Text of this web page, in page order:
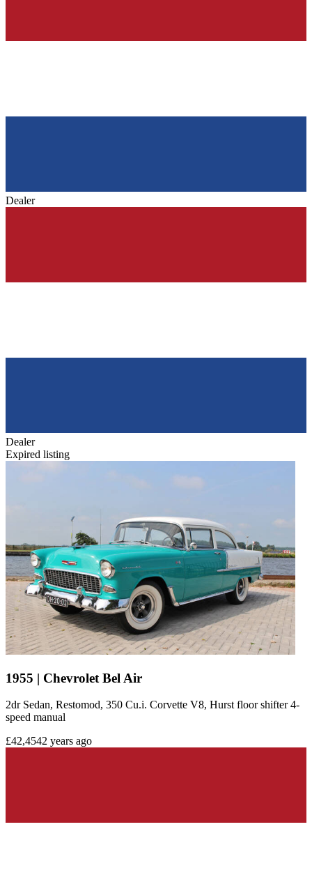
Dealer
Dealer
Expired listing
1955 | Chevrolet Bel Air
2dr Sedan, Restomod, 350 Cu.i. Corvette V8, Hurst floor shifter 4-
speed manual
£42,4542 years ago